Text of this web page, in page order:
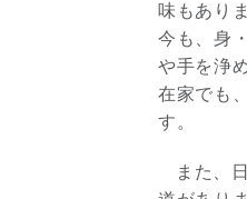
味もあり
今も、身
や手を浄
在家でも
す。
また、